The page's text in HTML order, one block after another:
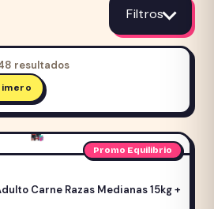
Filtros
frecuente
resultadosOrdenado
últimos
Carne Razas Medianas 15kg +
Promo Equilibrio